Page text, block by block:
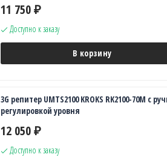
11 750 ₽
Доступно к заказу
В корзину
3G репитер UMTS2100 KROKS RK2100-70M с
регулировкой уровня
12 050 ₽
Доступно к заказу